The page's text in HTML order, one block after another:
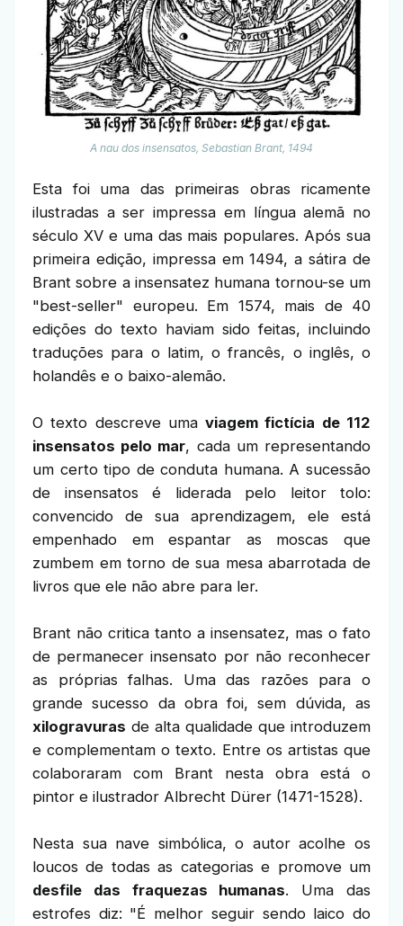
A nau dos insensatos, Sebastian Brant, 1494
Esta foi uma das primeiras obras ricamente
ilustradas a ser impressa em língua alemã no
século XV e uma das mais populares. Após sua
primeira edição, impressa em 1494, a sátira de
Brant sobre a insensatez humana tornou-se um
"best-seller" europeu. Em 1574, mais de 40
edições do texto haviam sido feitas, incluindo
traduções para o latim, o francês, o inglês, o
holandês e o baixo-alemão.
O texto descreve umaviagem fictícia de 112
insensatos pelo mar, cada um representando
um certo tipo de conduta humana. A sucessão
de insensatos é liderada pelo leitor tolo:
convencido de sua aprendizagem, ele está
empenhado em espantar as moscas que
zumbem em torno de sua mesa abarrotada de
livros que ele não abre para ler.
Brant não critica tanto a insensatez, mas o fato
de permanecer insensato por não reconhecer
as próprias falhas. Uma das razões para o
grande sucesso da obra foi, sem dúvida, as
xilogravuras de alta qualidade que introduzem
e complementam o texto. Entre os artistas que
colaboraram com Brant nesta obra está o
pintor e ilustrador Albrecht Dürer (1471-1528).
Nesta sua nave simbólica, o autor acolhe os
loucos de todas as categorias e promove um
desfile das fraquezas humanas. Uma das
estrofes diz: "É melhor seguir sendo laico do